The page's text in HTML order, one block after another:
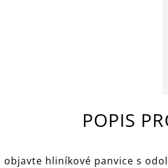
POPIS
objavte hliníkové panvice s